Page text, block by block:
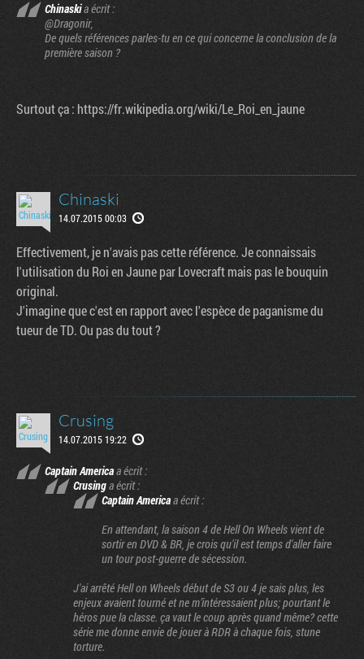
Chinaskia écrit :
@Dragonir,
De quels références parles-tu en ce qui concerne la conclusion de la
première saison ?
Surtout ça : https://fr.wikipedia.org/wiki/Le_Roi_en_jaune
Chinaski
14.07.2015 00:03
Effectivement, je n'avais pas cette référence. Je connaissais
l'utilisation du Roi en Jaune par Lovecraft mais pas le bouquin
original.
J'imagine que c'est en rapport avec l'espèce de paganisme du
tueur de TD. Ou pas du tout ?
Crusing
14.07.2015 19:22
Captain Americaa écrit :
Crusinga écrit :
Captain Americaa écrit :
En attendant, la saison 4 de Hell On Wheels vient de
sortir en DVD & BR, je crois qu'il est temps d'aller faire
un tour post-guerre de sécession.
J'ai arrêté Hell on Wheels début de S3 ou 4 je sais plus, les
enjeux avaient tourné et ne m’intéressaient plus; pourtant le
héros pue la classe. ça vaut le coup après quand même? cette
série me donne envie de jouer à RDR à chaque fois, stune
torture.